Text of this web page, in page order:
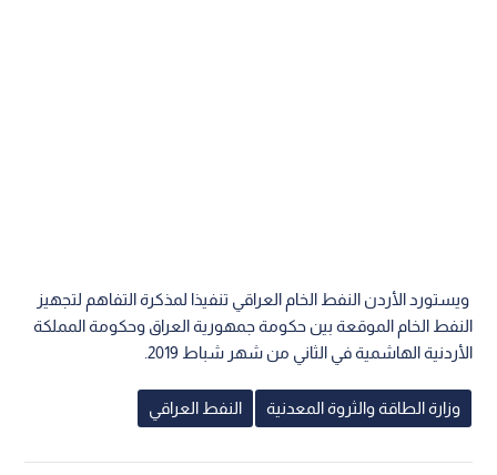
ويستورد الأردن النفط الخام العراقي تنفيذا لمذكرة التفاهم لتجهيز
النفط الخام الموقعة بين حكومة جمهورية العراق وحكومة المملكة
الأردنية الهاشمية في الثاني من شهر شباط 2019.
وزارة الطاقة والثروة المعدنية النفط العراقي